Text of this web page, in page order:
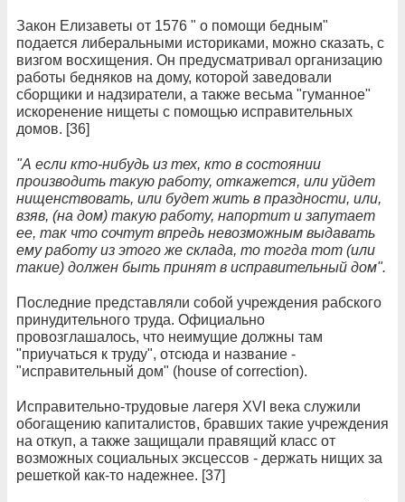
Закон Елизаветы от 1576 " о помощи бедным"
подается либеральными историками, можно сказать, с
визгом восхищения. Он предусматривал организацию
работы бедняков на дому, которой заведовали
сборщики и надзиратели, а также весьма "гуманное"
искоренение нищеты с помощью исправительных
домов. [36]
"А если кто-нибудь из тех, кто в состоянии
производить такую работу, откажется, или уйдет
нищенствовать, или будет жить в праздности, или,
взяв, (на дом) такую работу, напортит и запутает
ее, так что сочтут впредь невозможным выдавать
ему работу из этого же склада, то тогда тот (или
такие) должен быть принят в исправительный дом".
Последние представляли собой учреждения рабского
принудительного труда. Официально
провозглашалось, что неимущие должны там
"приучаться к труду", отсюда и название -
"исправительный дом" (house of correction).
Исправительно-трудовые лагеря XVI века служили
обогащению капиталистов, бравших такие учреждения
на откуп, а также защищали правящий класс от
возможных социальных эксцессов - держать нищих за
решеткой как-то надежнее. [37]